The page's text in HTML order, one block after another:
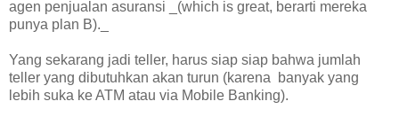
agen penjualan asuransi _(which is great, berarti mereka
punya plan B)._
Yang sekarang jadi teller, harus siap siap bahwa jumlah
teller yang dibutuhkan akan turun (karena banyak yang
lebih suka ke ATM atau via Mobile Banking).